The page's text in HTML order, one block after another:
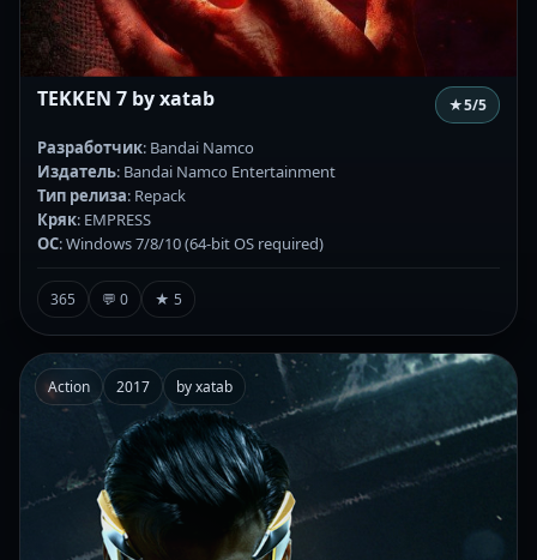
TEKKEN 7 by xatab ★5/5
Разработчик: Bandai Namco
Издатель: Bandai Namco Entertainment
Тип релиза: Repack
Кряк: EMPRESS
ОС: Windows 7/8/10 (64-bit OS required)
365 💬 0 ★ 5
Action 2017 by xatab